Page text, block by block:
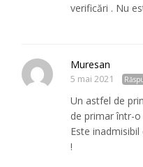
verificări . Nu
Muresan
5 mai 2021
Un astfel de
de primar într-
Este
!